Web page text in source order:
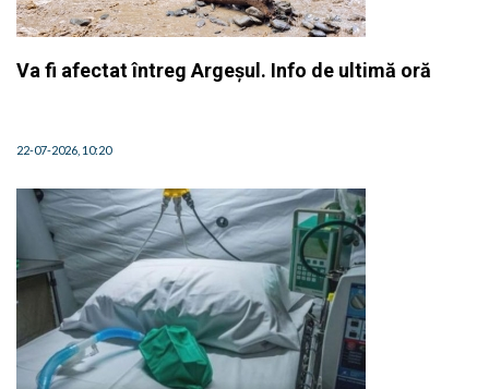
Va fi afectat întreg Argeșul. Info de ultimă oră
22-07-2026, 10:20